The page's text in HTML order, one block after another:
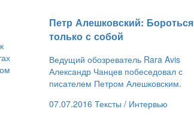
​Петр Алешковский: Бороться
только с собой
Ведущий обозреватель Rara Avis
Александр Чанцев побеседовал с
писателем Петром Алешковским.
07.07.2016 Тексты / Интервью